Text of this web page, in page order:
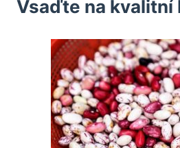
Vsaďte na kvalitní